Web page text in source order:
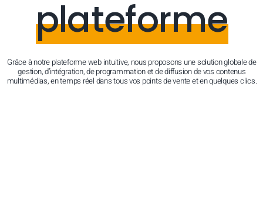
plateforme
Grâce à notre plateforme web intuitive, nous proposons une solution globale de
gestion, d’intégration, de programmation et de diffusion de vos contenus
multimédias, en temps réel dans tous vos points de vente et en quelques clics.